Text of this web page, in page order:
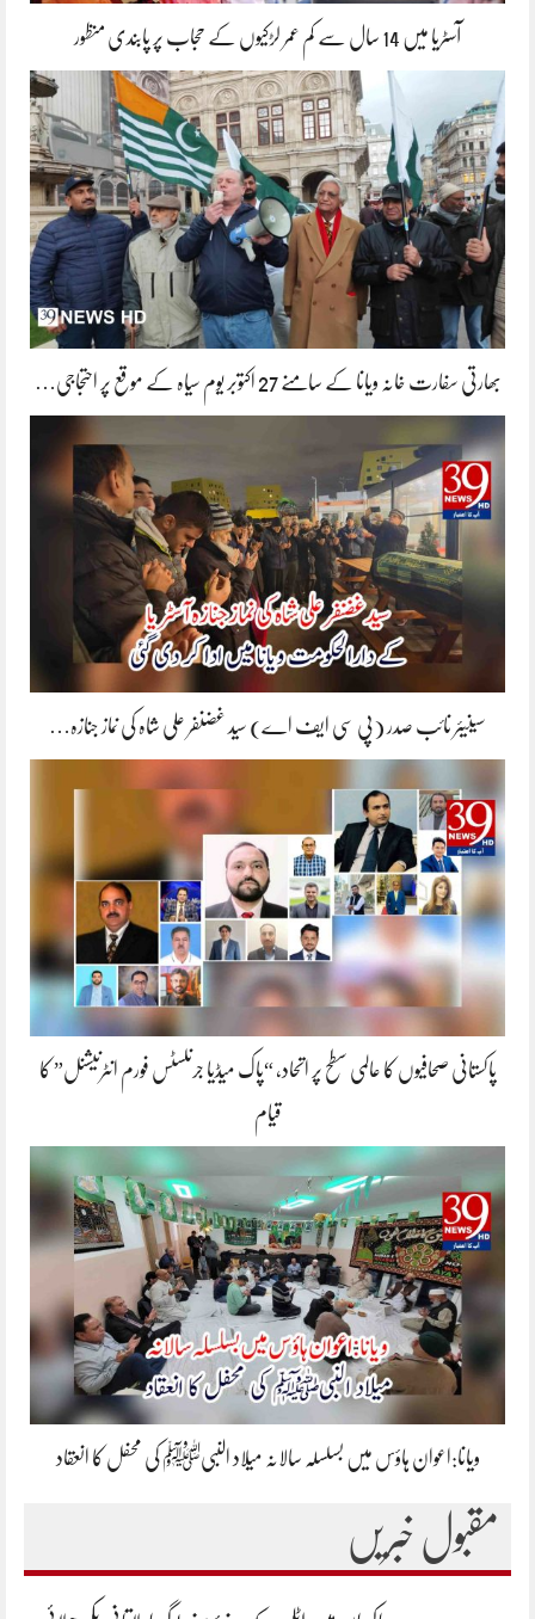
آسٹریا میں 14 سال سے کم عمر لڑکیوں کے حجاب پر پابندی منظور
بھارتی سفارت خانہ ویانا کے سامنے 27 اکتوبر یوم سیاہ کے موقع پر احتجاجی…
سینیئر نائب صدر (پی سی ایف اے) سید غضنفر علی شاہ کی نماز جنازہ…
پاکستانی صحافیوں کا عالمی سطح پر اتحاد، “پاک میڈیا جرنلسٹس فورم انٹرنیشنل” کا
قیام
ویانا:اعوان ہاؤس میں بسلسلہ سالانہ میلاد النبیﷺ کی محفل کا انعقاد
مقبول خبریں